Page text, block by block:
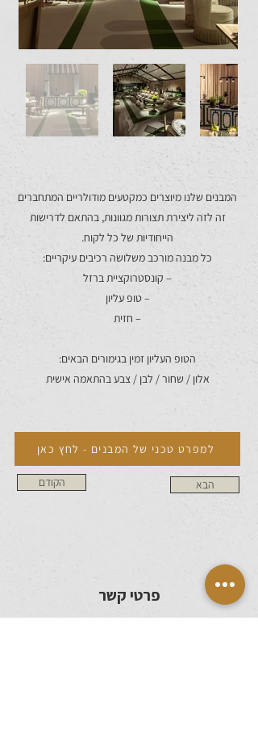
המבנים שלנו מיוצרים כמקטעים מודולריים המתחברים
זה לזה ליצירת תצורות מגוונות, בהתאם לדרישות
הייחודיות של כל לקוח.
כל מבנה מורכב משלושה רכיבים עיקריים:
– קונסטרוקציית ברזל
– טופ עליון
– חזית
הטופ העליון זמין בגימורים הבאים:
אלון / שחור / לבן / צבע בהתאמה אישית
למפרט טכני של המבנים - לחץ כאן
הקודם הבא
פרטי קשר